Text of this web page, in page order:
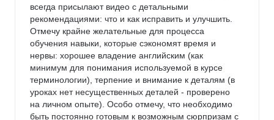
всегда присылают видео с детальными
рекомендациями: что и как исправить и улучшить.
Отмечу крайне желательные для процесса
обучения навыки, которые сэкономят время и
нервы: хорошее владение английским (как
минимум для понимания используемой в курсе
терминологии), терпение и внимание к деталям (в
уроках нет несущественных деталей - проверено
на личном опыте). Особо отмечу, что необходимо
быть постоянно готовым к возможным сюрпризам с